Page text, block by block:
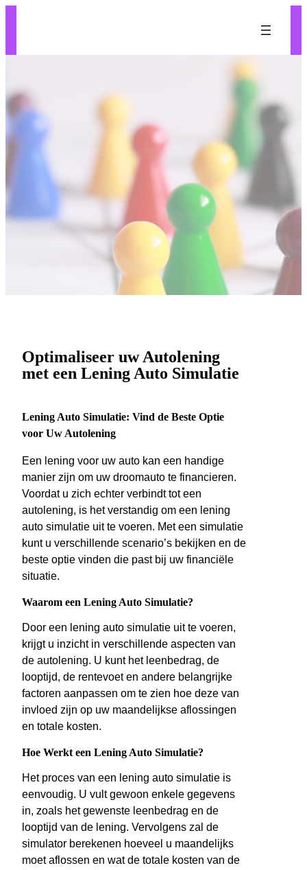
Optimaliseer uw Autolening
met een Lening Auto Simulatie
Lening Auto Simulatie: Vind de Beste Optie
voor Uw Autolening
Een lening voor uw auto kan een handige
manier zijn om uw droomauto te financieren.
Voordat u zich echter verbindt tot een
autolening, is het verstandig om een lening
auto simulatie uit te voeren. Met een simulatie
kunt u verschillende scenario’s bekijken en de
beste optie vinden die past bij uw financiële
situatie.
Waarom een Lening Auto Simulatie?
Door een lening auto simulatie uit te voeren,
krijgt u inzicht in verschillende aspecten van
de autolening. U kunt het leenbedrag, de
looptijd, de rentevoet en andere belangrijke
factoren aanpassen om te zien hoe deze van
invloed zijn op uw maandelijkse aflossingen
en totale kosten.
Hoe Werkt een Lening Auto Simulatie?
Het proces van een lening auto simulatie is
eenvoudig. U vult gewoon enkele gegevens
in, zoals het gewenste leenbedrag en de
looptijd van de lening. Vervolgens zal de
simulator berekenen hoeveel u maandelijks
moet aflossen en wat de totale kosten van de